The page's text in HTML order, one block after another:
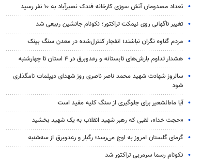
تعداد مصدومان آتش سوزی کارخانه فندک نصیرآباد به ۱۰ نفر رسید
تغییر ناگهانی روی نیمکت تراکتور؛ نکونام جانشین ربیعی شد
مردم گناوه نگران نباشند؛ انفجار کنترل‌شده در معدن سنگ بینک
هشدار تداوم بارش‌های تابستانه و رعدوبرق در ۴ استان تا چهارشنبه
سالروز شهادت شهید محمد ناصر ناصری روز شهدای دیپلمات نامگذاری
شود
آیا ماءالشعیر برای جلوگیری از سنگ کلیه مفید است
«حجت خدا»، لقبی که رهبر شهید انقلاب به یک شهید بخشید
گرمای گلستان امروز به اوج می‌رسد؛ رگبار و رعدوبرق از سه‌شنبه
نکونام رسما سرمربی تراکتور شد